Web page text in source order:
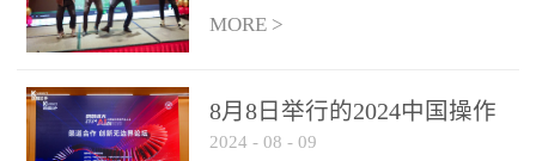
MORE >
8月8日举行的2024中国操作
系统产业大会渠道论坛，科
2024 - 08 - 09